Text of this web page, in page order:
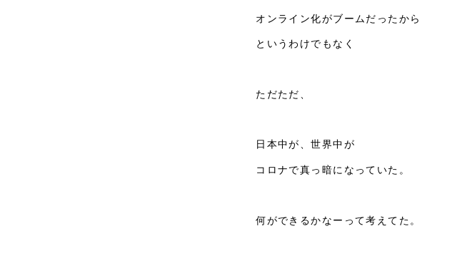
オンライン化がブームだったから
というわけでもなく
ただただ、
日本中が、世界中が
コロナで真っ暗になっていた。
何ができるかなーって考えてた。